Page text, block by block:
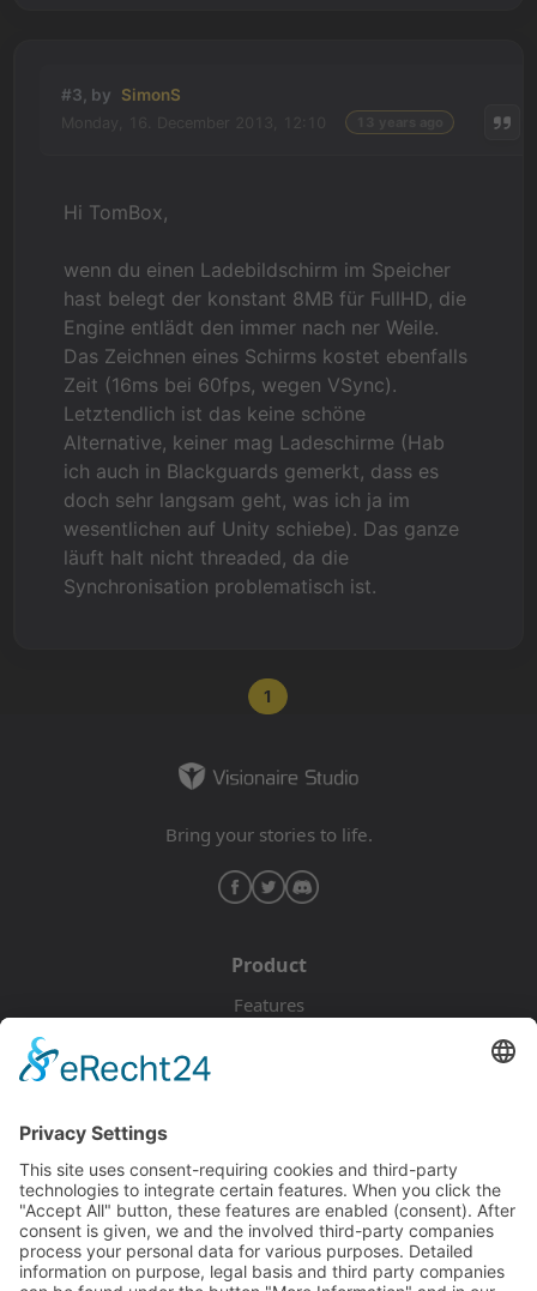
#3, by SimonS
Hi TomBox,
wenn du einen Ladebildschirm im Speicher
hast belegt der konstant 8MB für FullHD, die
Engine entlädt den immer nach ner Weile.
Das Zeichnen eines Schirms kostet ebenfalls
Zeit (16ms bei 60fps, wegen VSync).
Letztendlich ist das keine schöne
Alternative, keiner mag Ladeschirme (Hab
ich auch in Blackguards gemerkt, dass es
doch sehr langsam geht, was ich ja im
wesentlichen auf Unity schiebe). Das ganze
läuft halt nicht threaded, da die
Synchronisation problematisch ist.
1
Bring your stories to life.
Product
Features
Documentation
Tutorials
Blog